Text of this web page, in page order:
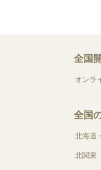
全国
オンラ
全国
北海道
北関東